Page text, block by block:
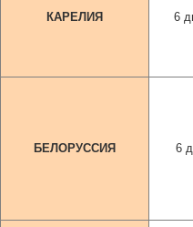
КАРЕЛИЯ 6
БЕЛОРУССИЯ 6